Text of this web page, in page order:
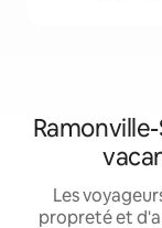
Les
propreté et